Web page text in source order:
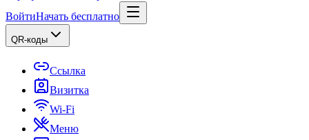
ВойтиНачать бесплатно
QR-коды
Ссылка
Визитка
Wi-Fi
Меню